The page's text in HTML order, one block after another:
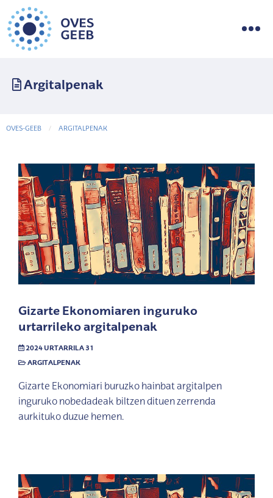
Argitalpenak
OVES-GEEB ARGITALPENAK
Gizarte Ekonomiaren inguruko
urtarrileko argitalpenak
2024 URTARRILA 31
ARGITALPENAK
Gizarte Ekonomiari buruzko hainbat argitalpen
inguruko nobedadeak biltzen dituen zerrenda
aurkituko duzue hemen.